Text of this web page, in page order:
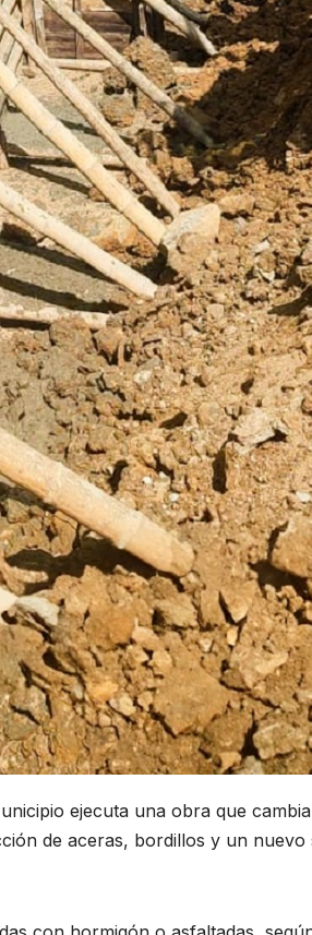
ejecuta una obra que
de aceras, bordillos y un nuevo